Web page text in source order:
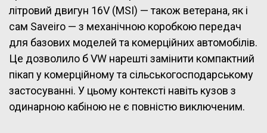
літровий двигун 16V (MSI) — також ветерана, як і
сам Saveiro — з механічною коробкою передач
для базових моделей та комерційних автомобілів.
Це дозволило б VW нарешті замінити компактний
пікап у комерційному та сільськогосподарському
застосуванні. У цьому контексті навіть кузов з
одинарною кабіною не є повністю виключеним.